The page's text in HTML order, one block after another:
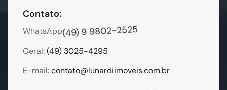
Contato:
WhatsApp:(49) 9 9802-2525
Geral:(49) 3025-4295
E-mail:contato@lunardiimoveis.com.br